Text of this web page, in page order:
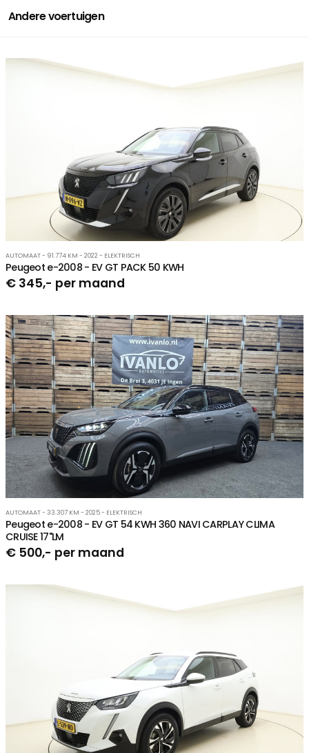
Andere voertuigen
AUTOMAAT - 91.774 KM - 2022 - ELEKTRISCH
Peugeot e-2008 - EV GT PACK 50 KWH
€ 345,- per maand
AUTOMAAT - 33.307 KM - 2025 - ELEKTRISCH
Peugeot e-2008 - EV GT 54 KWH 360 NAVI CARPLAY CLIMA
CRUISE 17"LM
€ 500,- per maand